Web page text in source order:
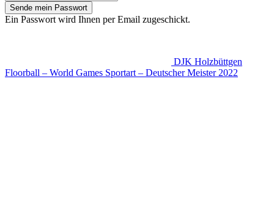
Ein Passwort wird Ihnen per Email zugeschickt.
DJK Holzbüttgen
Floorball – World Games Sportart – Deutscher Meister 2022